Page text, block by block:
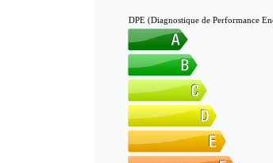
DPE (Diagnostique de Performance